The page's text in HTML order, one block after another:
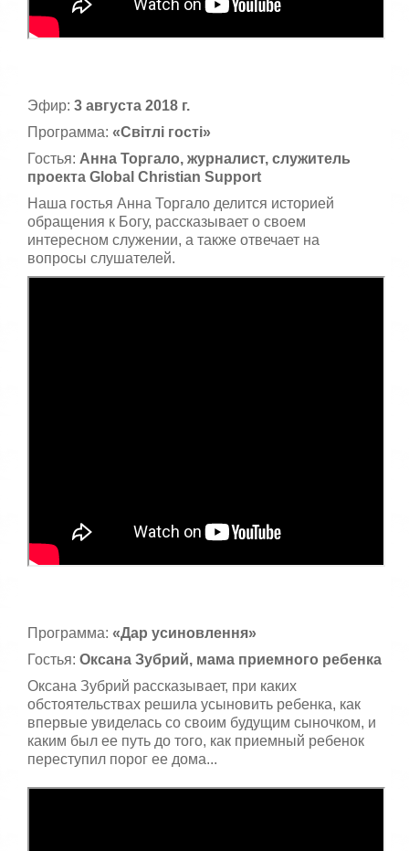
Эфир: 3 августа 2018 г.
Программа: «Світлі гості»
Гостья: Анна Торгало, журналист, служитель
проекта Global Christian Support
Наша гостья Анна Торгало делится историей
обращения к Богу, рассказывает о своем
интересном служении, а также отвечает на
вопросы слушателей.
Программа: «Дар усиновлення»
Гостья: Оксана Зубрий, мама приемного ребенка
Оксана Зубрий рассказывает, при каких
обстоятельствах решила усыновить ребенка, как
впервые увиделась со своим будущим сыночком, и
каким был ее путь до того, как приемный ребенок
переступил порог ее дома...